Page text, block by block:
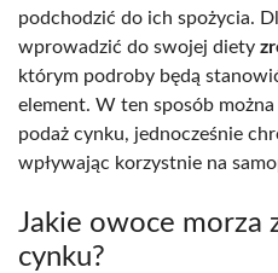
podchodzić do ich spożycia.
wprowadzić do swojej diety
którym podroby będą
element. W ten sposób
podaż cynku, jednocześnie
wpływając korzystnie na
Jakie owoce morza
cynku?